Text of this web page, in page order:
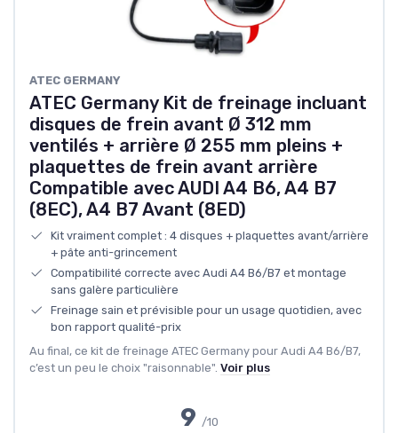
ATEC GERMANY
ATEC Germany Kit de freinage incluant
disques de frein avant Ø 312 mm
ventilés + arrière Ø 255 mm pleins +
plaquettes de frein avant arrière
Compatible avec AUDI A4 B6, A4 B7
(8EC), A4 B7 Avant (8ED)
Kit vraiment complet : 4 disques + plaquettes avant/arrière
+ pâte anti-grincement
Compatibilité correcte avec Audi A4 B6/B7 et montage
sans galère particulière
Freinage sain et prévisible pour un usage quotidien, avec
bon rapport qualité-prix
Au final, ce kit de freinage ATEC Germany pour Audi A4 B6/B7,
c’est un peu le choix "raisonnable". Voir plus
9 /10